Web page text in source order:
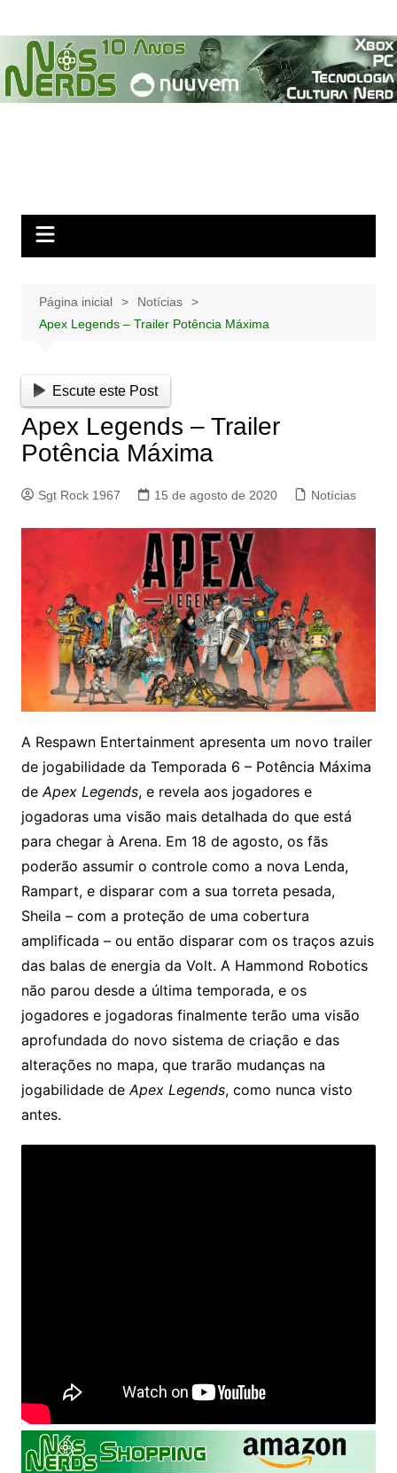
para
conteúdo
Página inicial
Notícias
Apex Legends – Trailer Potência Máxima
Escute este Post
Apex Legends – Trailer
Potência Máxima
Sgt Rock 1967 15 de agosto de 2020 Notícias
A Respawn Entertainment apresenta um novo trailer
de jogabilidade da Temporada 6 – Potência Máxima
de Apex Legends, e revela aos jogadores e
jogadoras uma visão mais detalhada do que está
para chegar à Arena. Em 18 de agosto, os fãs
poderão assumir o controle como a nova Lenda,
Rampart, e disparar com a sua torreta pesada,
Sheila – com a proteção de uma cobertura
amplificada – ou então disparar com os traços azuis
das balas de energia da Volt. A Hammond Robotics
não parou desde a última temporada, e os
jogadores e jogadoras finalmente terão uma visão
aprofundada do novo sistema de criação e das
alterações no mapa, que trarão mudanças na
jogabilidade de Apex Legends, como nunca visto
antes.